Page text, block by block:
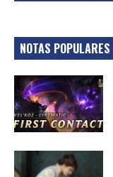
NOTAS POPULARES